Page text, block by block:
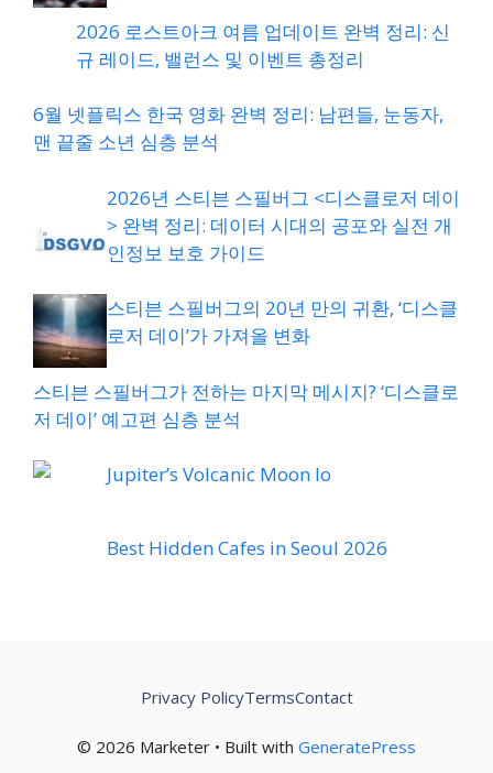
2026 로스트아크 여름 업데이트 완벽 정리: 신
규 레이드, 밸런스 및 이벤트 총정리
6월 넷플릭스 한국 영화 완벽 정리: 남편들, 눈동자,
맨 끝줄 소년 심층 분석
2026년 스티븐 스필버그 <디스클로저 데이
> 완벽 정리: 데이터 시대의 공포와 실전 개
인정보 보호 가이드
스티븐 스필버그의 20년 만의 귀환, ‘디스클
로저 데이’가 가져올 변화
스티븐 스필버그가 전하는 마지막 메시지? ‘디스클로
저 데이’ 예고편 심층 분석
Jupiter’s Volcanic Moon Io
Best Hidden Cafes in Seoul 2026
© 2026 Marketer • Built with GeneratePress
Privacy PolicyTermsContact